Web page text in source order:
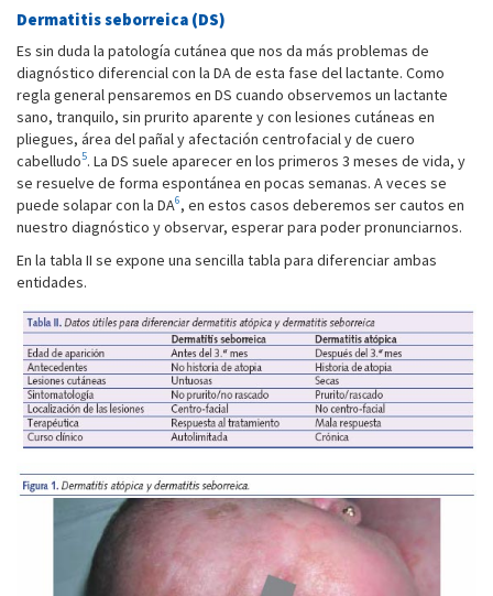
Dermatitis seborreica (DS)
Es sin duda la patología cutánea que nos da más problemas de
diagnóstico diferencial con la DA de esta fase del lactante. Como
regla general pensaremos en DS cuando observemos un lactante
sano, tranquilo, sin prurito aparente y con lesiones cutáneas en
pliegues, área del pañal y afectación centrofacial y de cuero
cabelludo5. La DS suele aparecer en los primeros 3 meses de vida, y
se resuelve de forma espontánea en pocas semanas. A veces se
puede solapar con la DA6, en estos casos deberemos ser cautos en
nuestro diagnóstico y observar, esperar para poder pronunciarnos.
En la tabla II se expone una sencilla tabla para diferenciar ambas
entidades.